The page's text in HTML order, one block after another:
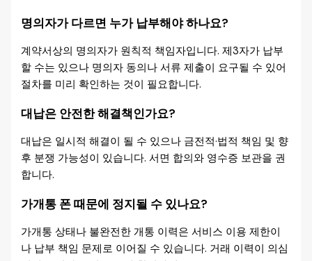
명의자가 다르면 누가 납부해야 하나요?
계약서상의 명의자가 원칙적 책임자입니다. 제3자가 납부
할 수는 있으나 명의자 동의나 서류 제출이 요구될 수 있어
절차를 미리 확인하는 것이 필요합니다.
대납은 안전한 해결책인가요?
대납은 일시적 해결이 될 수 있으나 금전적·법적 책임 및 향
후 분쟁 가능성이 있습니다. 서면 합의와 영수증 보관을 권
합니다.
가개통 폰 때문에 정지될 수 있나요?
가개통 상태나 불완전한 개통 이력은 서비스 이용 제한이
나 납부 책임 문제로 이어질 수 있습니다. 거래 이력이 의심